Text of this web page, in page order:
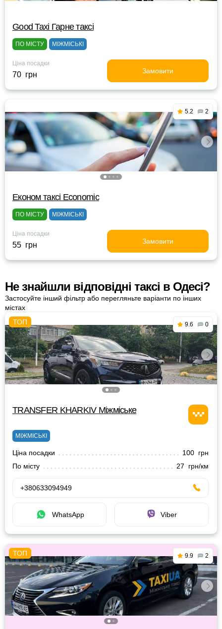
Good Taxi Гарне таксi
ПО МІСТУ МІЖМІСЬКІ
Ціна посадки
70 грн Замовити
5.2 2
Eконом таксі Economic
ПО МІСТУ МІЖМІСЬКІ
Ціна посадки
55 грн Замовити
Не знайшли відповідні таксі в Одесі?
Застосуйте інший фільтр або перегляньте варіанти по інших
містах
9.6 0
TRANSFER KHARKIV Міжміське
МІЖМІСЬКІ
Ціна посадки
100 грн
По місту
27 грн/км
+380633094949
WhatsApp Viber
9.9 2